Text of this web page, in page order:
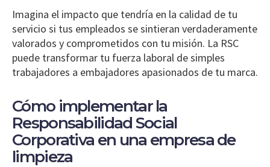
Imagina el impacto que tendría en la calidad de tu
servicio si tus empleados se sintieran verdaderamente
valorados y comprometidos con tu misión. La RSC
puede transformar tu fuerza laboral de simples
trabajadores a embajadores apasionados de tu marca.
Cómo implementar la
Responsabilidad Social
Corporativa en una empresa de
limpieza